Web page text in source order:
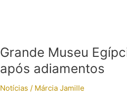
Grande Museu
após adiamentos
Notícias / Márcia Jamille